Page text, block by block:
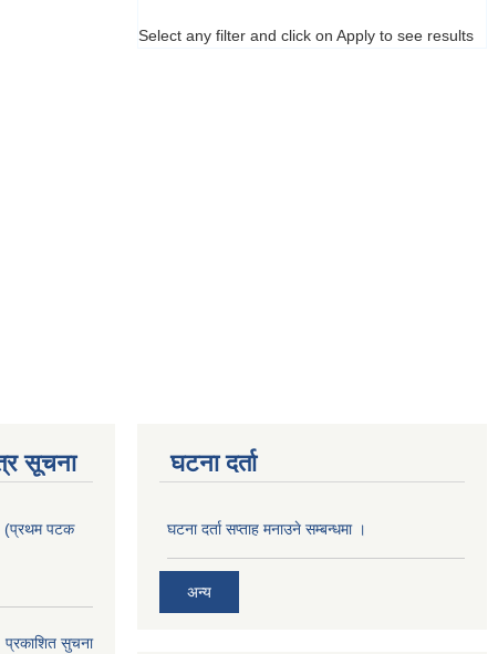
Select any filter and click on Apply to see results
सूचना
(प्रथम पटक
सुचना
घटना दर्ता
घटना दर्ता सप्ताह मनाउने सम्बन्धमा ।
अन्य